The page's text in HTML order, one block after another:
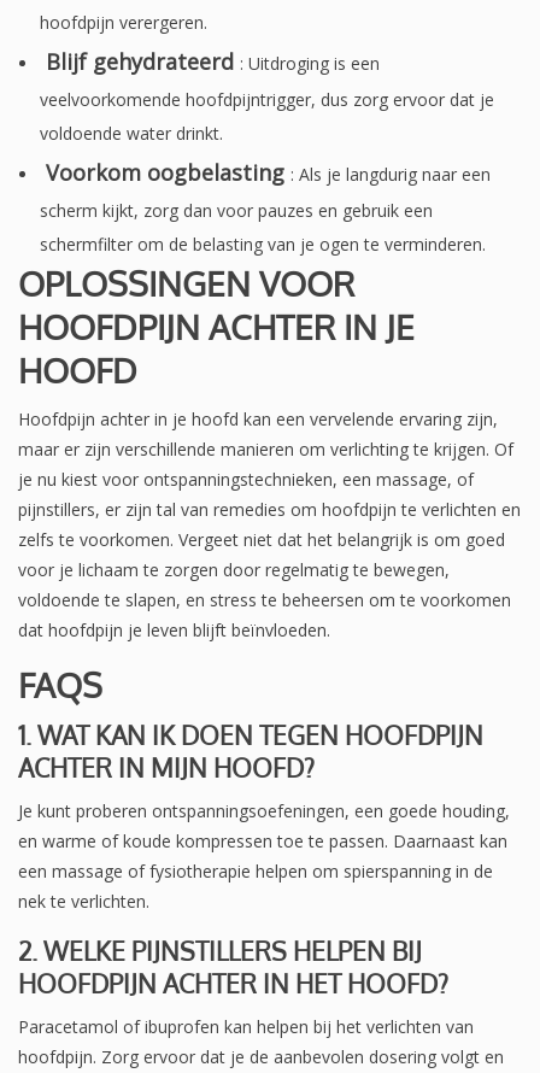
hoofdpijn verergeren.
Blijf gehydrateerd : Uitdroging is een
veelvoorkomende hoofdpijntrigger, dus zorg ervoor dat je
voldoende water drinkt.
Voorkom oogbelasting : Als je langdurig naar een
scherm kijkt, zorg dan voor pauzes en gebruik een
schermfilter om de belasting van je ogen te verminderen.
OPLOSSINGEN VOOR
HOOFDPIJN ACHTER IN JE
HOOFD
Hoofdpijn achter in je hoofd kan een vervelende ervaring zijn,
maar er zijn verschillende manieren om verlichting te krijgen. Of
je nu kiest voor ontspanningstechnieken, een massage, of
pijnstillers, er zijn tal van remedies om hoofdpijn te verlichten en
zelfs te voorkomen. Vergeet niet dat het belangrijk is om goed
voor je lichaam te zorgen door regelmatig te bewegen,
voldoende te slapen, en stress te beheersen om te voorkomen
dat hoofdpijn je leven blijft beïnvloeden.
FAQS
1. WAT KAN IK DOEN TEGEN HOOFDPIJN
ACHTER IN MIJN HOOFD?
Je kunt proberen ontspanningsoefeningen, een goede houding,
en warme of koude kompressen toe te passen. Daarnaast kan
een massage of fysiotherapie helpen om spierspanning in de
nek te verlichten.
2. WELKE PIJNSTILLERS HELPEN BIJ
HOOFDPIJN ACHTER IN HET HOOFD?
Paracetamol of ibuprofen kan helpen bij het verlichten van
hoofdpijn. Zorg ervoor dat je de aanbevolen dosering volgt en